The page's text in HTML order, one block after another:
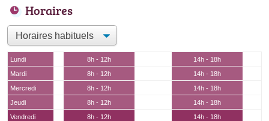
Horaires
Lundi 8h - 12h
14h - 18h
Mardi
8h - 12h
14h - 18h
Mercredi
8h - 12h
14h - 18h
Jeudi
8h - 12h
14h - 18h
Vendredi
8h - 12h
14h - 18h